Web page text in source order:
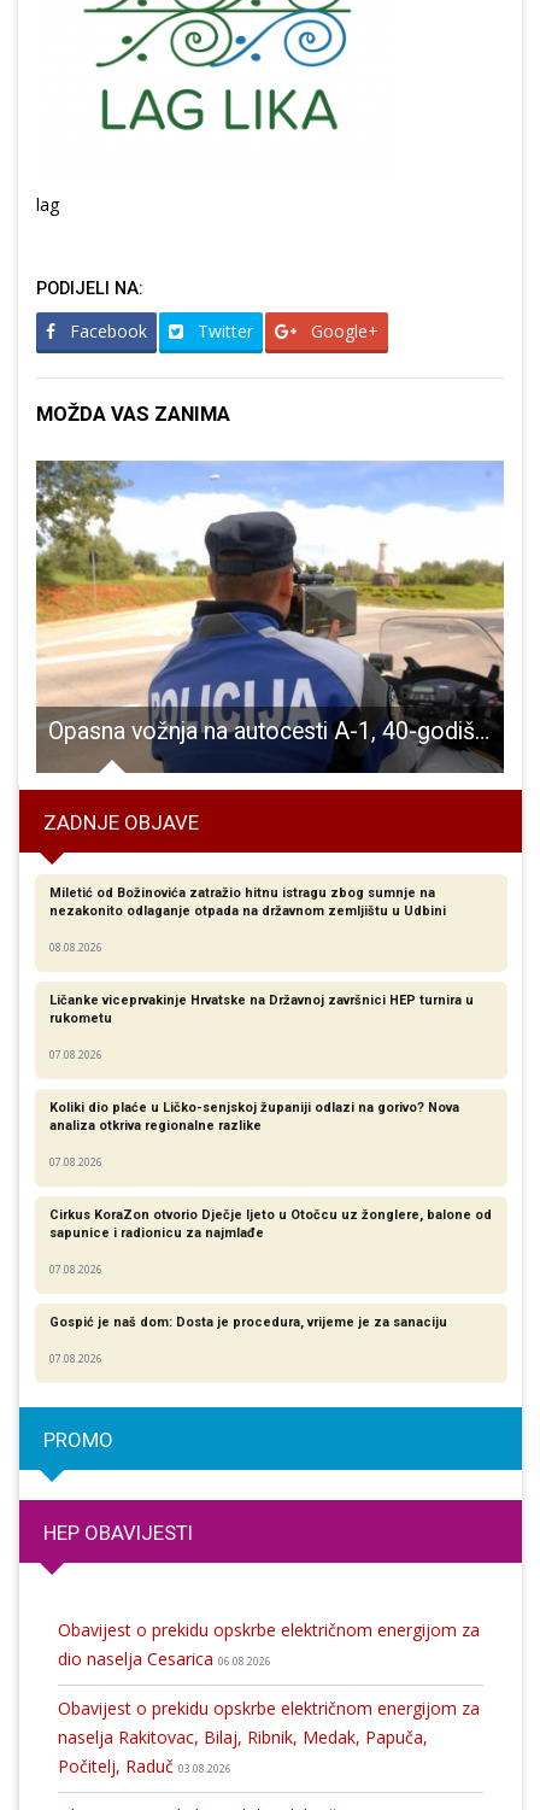
lag
PODIJELI NA:
Facebook Twitter Google+
MOŽDA VAS ZANIMA
Opasna vožnja na autocesti A-1, 40-godišnjak iz Zagreba vozio 211 km/h
ZADNJE OBJAVE
Miletić od Božinovića zatražio hitnu istragu zbog sumnje na
nezakonito odlaganje otpada na državnom zemljištu u Udbini
08.08.2026
Ličanke viceprvakinje Hrvatske na Državnoj završnici HEP turnira u
rukometu
07.08.2026
Koliki dio plaće u Ličko-senjskoj županiji odlazi na gorivo? Nova
analiza otkriva regionalne razlike​
07.08.2026
Cirkus KoraZon otvorio Dječje ljeto u Otočcu uz žonglere, balone od
sapunice i radionicu za najmlađe
07.08.2026
Gospić je naš dom: Dosta je procedura, vrijeme je za sanaciju
07.08.2026
PROMO
HEP OBAVIJESTI
Obavijest o prekidu opskrbe električnom energijom za
dio naselja Cesarica 06.08.2026
Obavijest o prekidu opskrbe električnom energijom za
naselja Rakitovac, Bilaj, Ribnik, Medak, Papuča,
Počitelj, Raduč 03.08.2026